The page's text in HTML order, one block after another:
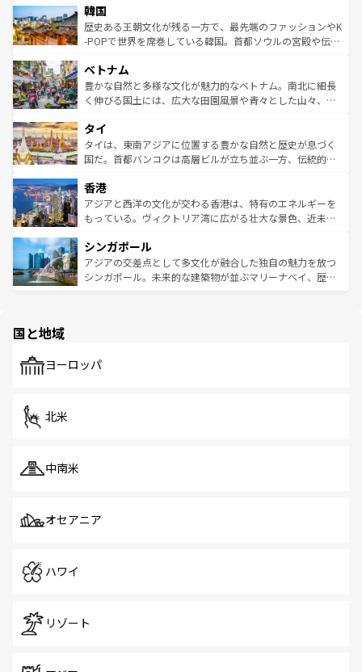
ワイを、存分に味わってほしい。 なお、新着のハワイ情報
はコンテンツ一覧を参照してほしい。
いる。アクティビティも充実しており、サーフィンやダイ
ビング、ハイキングなど、アウトドア好きにはたまらな
い。オーストラリアの多彩な魅力を存分に味わいつくそ
参照してほしい。
ン）、静ひつな山岳地帯である台湾東部など、都市の喧騒
と山間の静けさが共存しており、訪れる人に新しい発見と
驚きをもたらしてくれる。また、奥深い台湾の食文化も魅
容にもいいと評判のスイーツなど、バラエティ豊かな料理
が味わえる。 なお、新着の台湾情報は コンテンツ一覧を参
照してほしい。
韓国
歴史ある王朝文化が残る一方で、最先端のファッションやK
-POPで世界を席巻している韓国。首都ソウルの宮殿や伝統
き、地方に足を延ばせば四季折々の自然美を楽しむことが
できる。そして、キムチや焼肉、絶品のストリートフード
まで、さまざまな韓国料理が待っている。夜には、韓国な
リティに包まれながら、韓国の多彩な魅力を心ゆくまで味
わってみてほしい。 なお、新着の韓国情報はコンテンツ一
覧を参照してほしい。
ベトナム
豊かな自然と多様な文化が魅力的なベトナム。南北に細長
く伸びる国土には、広大な田園風景や青々とした山々、世
急速な発展と共に伝統が息づく。ハノイの古い町並みやホ
ーチミン市のフランス統治時代の建物も、独特の雰囲気を
醸し出している。また、バラエティの豊かさとおいしさで
とつ。フォーやバインミー、ベトナムコーヒーなどは、ぜ
ひ現地で味わいたい。どの地域を訪れてもあたたかい人々
が旅行者を迎えてくれるので、きっと忘れられない旅にな
参照してほしい。
タイ
タイは、東南アジアに位置する豊かな自然と歴史が息づく
国だ。首都バンコクは高層ビルが立ち並ぶ一方、伝統的な
の活気が交差している。北部ではチェンマイなどの山岳地
帯で自然と触れ合い、南部ではプーケットやクラビの美し
いビーチでリゾート気分を楽しむことができる。タイ料理
激する。気候は一年中温暖で、どの季節にも異なる楽しみ
が待っている。親しみやすいタイの人々、仏教を中心とし
た文化、そして多様な観光資源が、訪れる旅人を魅了し続
香港
アジアと西洋の文化が交わる香港は、特有のエネルギーを
もっている。ヴィクトリア湾に広がる壮大な景色、近未来
み、どこを訪れても感動するはず。観光スポットが密集し
ており、効率よく見どころを回れるのも魅力。息をのむよ
うな絶景から文化的な体験まで、香港を存分に楽しみ尽く
シンガポール
アジアの交差点として多文化が融合した独自の魅力を放つ
シンガポール。未来的な建築物が並ぶマリーナベイ、歴史
で、ホーカーズは地元の風情を楽しめる外せないスポット
国と地域
ヨーロッパ
北米
中南米
オセアニア
ハワイ
リゾート